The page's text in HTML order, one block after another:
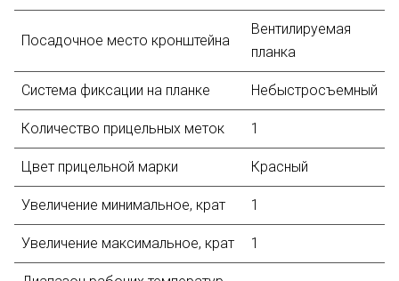
Посадочное место кронштейна
Вентилируемая
планка
Система фиксации на планке Небыстросъемный
Количество прицельных меток 1
Цвет прицельной марки Красный
Увеличение минимальное, крат 1
Увеличение максимальное, крат 1